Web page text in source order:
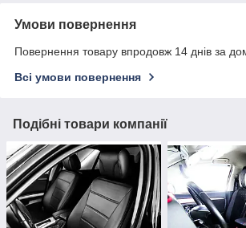
Умови повернення
Повернення товару впродовж 14 днів за
Всі умови повернення
Подібні товари компанії